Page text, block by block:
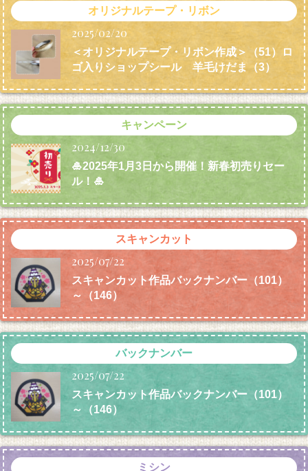
オリジナルテープ・リボン
2025/02/20
＜オリジナルテープ・リボン作成＞（51）ロ
ゴ入りショップシール 羊毛けだま （3）
キャンペーン
2024/12/30
🎍2025年1月3日から開催！新春初売りセー
ル！🎍
スキャンカット
2025/07/22
スキャンカット作品バックナンバー（101）
～（146）
バックナンバー
2025/07/22
スキャンカット作品バックナンバー（101）
～（146）
ミシン